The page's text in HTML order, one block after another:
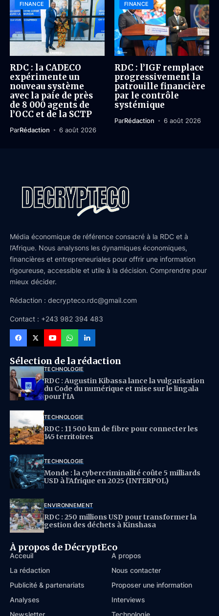
FINANCE
RDC : la CADECO
expérimente un
nouveau système
avec la paie de près
de 8 000 agents de
l’OCC et de la SCTP
ParRédaction 6 août 2026
FINANCE
RDC : l’IGF remplace
progressivement la
patrouille financière
par le contrôle
systémique
ParRédaction 6 août 2026
Média économique de référence consacré à la RDC et à
l’Afrique. Nous analysons les dynamiques économiques,
financières et entrepreneuriales pour offrir une information
rigoureuse, accessible et utile à la décision. Comprendre pour
mieux décider.
Rédaction : decrypteco.rdc@gmail.com
Contact : +243 982 394 483
Sélection de la rédaction
TECHNOLOGIE
RDC : Augustin Kibassa lance la vulgarisation
du Code du numérique et mise sur le lingala
pour l’IA
TECHNOLOGIE
RDC : 11 500 km de fibre pour connecter les
145 territoires
TECHNOLOGIE
Monde : la cybercriminalité coûte 5 milliards
USD à l’Afrique en 2025 (INTERPOL)
ENVIRONNEMENT
RDC : 250 millions USD pour transformer la
gestion des déchets à Kinshasa
À propos de DécryptEco
Acceuil
À propos
La rédaction
Nous contacter
Publicité & partenariats
Proposer une information
Analyses
Interviews